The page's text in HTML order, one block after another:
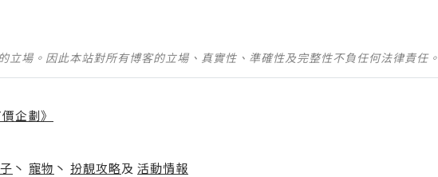
立場。因此本站對所有博客的立場、真實性、準確性及完整性不負任何法律責任。
企劃》
丶 寵物 丶 扮靚攻略及 活動情報